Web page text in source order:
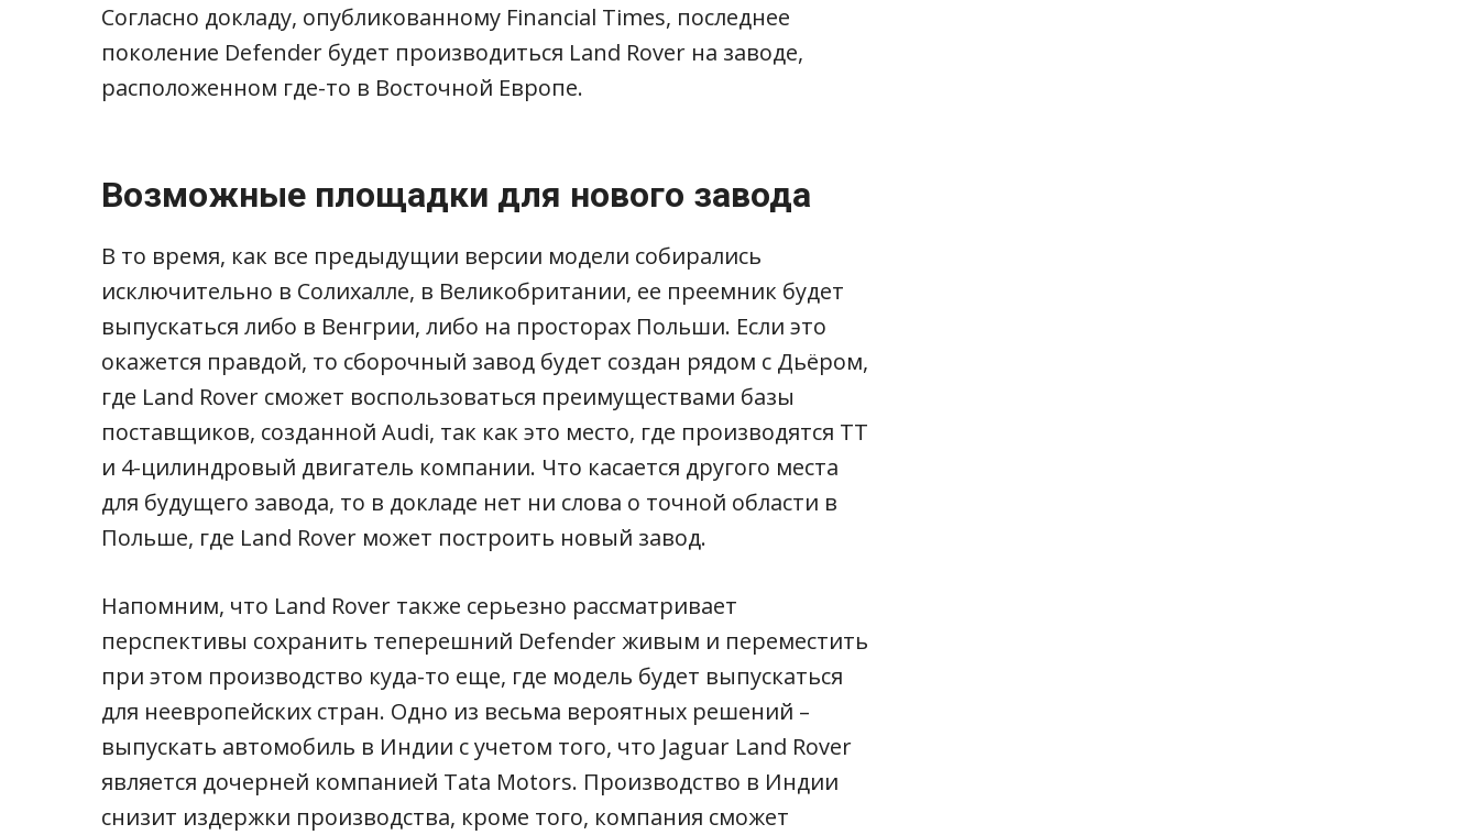
Согласно докладу, опубликованному Financial Times, последнее
поколение Defender будет производиться Land Rover на заводе,
расположенном где-то в Восточной Европе.
Возможные площадки для нового завода
В то время, как все предыдущии версии модели собирались
исключительно в Солихалле, в Великобритании, ее преемник будет
выпускаться либо в Венгрии, либо на просторах Польши. Если это
окажется правдой, то сборочный завод будет создан рядом с Дьёром,
где Land Rover сможет воспользоваться преимуществами базы
поставщиков, созданной Audi, так как это место, где производятся TT
и 4-цилиндровый двигатель компании. Что касается другого места
для будущего завода, то в докладе нет ни слова о точной области в
Польше, где Land Rover может построить новый завод.
Напомним, что Land Rover также серьезно рассматривает
перспективы сохранить теперешний Defender живым и переместить
при этом производство куда-то еще, где модель будет выпускаться
для неевропейских стран. Одно из весьма вероятных решений –
выпускать автомобиль в Индии с учетом того, что Jaguar Land Rover
является дочерней компанией Tata Motors. Производство в Индии
снизит издержки производства, кроме того, компания сможет